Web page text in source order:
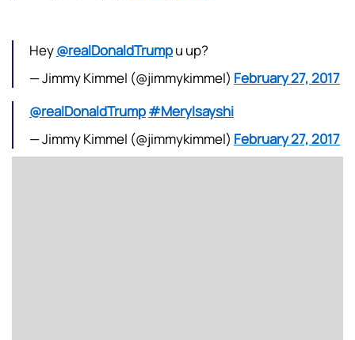
Hey@realDonaldTrumpu up?
— Jimmy Kimmel (@jimmykimmel) February 27, 2017
@realDonaldTrump#Merylsayshi
— Jimmy Kimmel (@jimmykimmel) February 27, 2017